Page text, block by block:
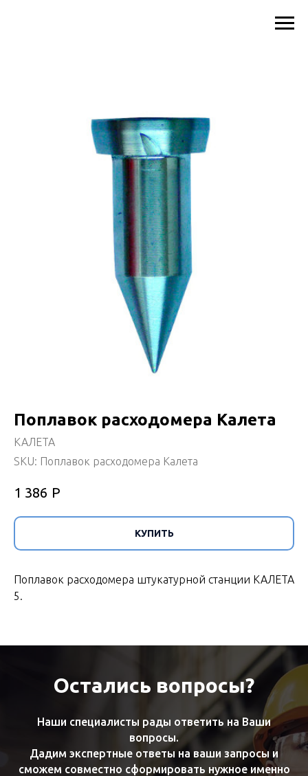
Поплавок расходомера Калета
КАЛЕТА
SKU: Поплавок расходомера Калета
1 386 Р
КУПИТЬ
Поплавок расходомера штукатурной станции КАЛЕТА
5.
Остались вопросы?
Наши специалисты рады ответить на Ваши
вопросы.
Дадим экспертные ответы на ваши запросы и
сможем совместно сформировать нужное именно